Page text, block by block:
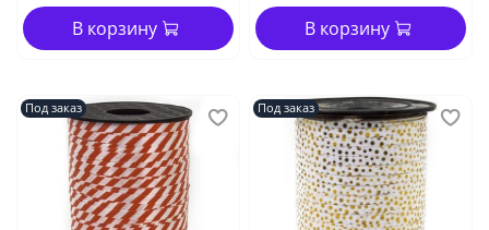
В корзину В корзину
Под заказ Под заказ